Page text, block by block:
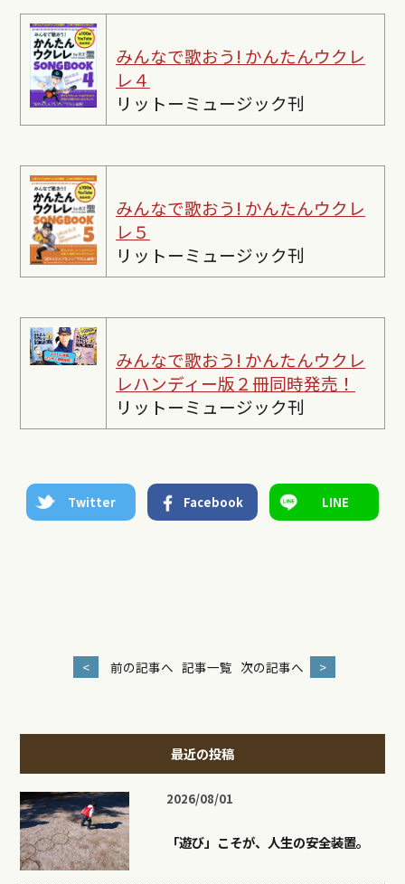
みんなで歌おう! かんたんウクレ
レ４
リットーミュージック刊
みんなで歌おう! かんたんウクレ
レ５
リットーミュージック刊
みんなで歌おう! かんたんウクレ
レハンディー版２冊同時発売！
リットーミュージック刊
Twitter Facebook LINE
< 前の記事へ 記事一覧 次の記事へ >
最近の投稿
2026/08/01
「遊び」こそが、人生の安全装置。